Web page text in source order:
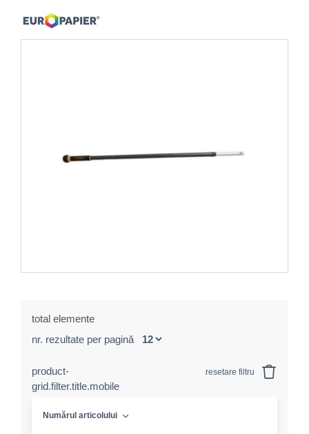
total elemente
nr. rezultate per pagină
product-
grid.filter.title.mobile
resetare filtru
Numărul articolului